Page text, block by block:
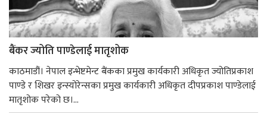
बैंकर ज्योति पाण्डेलाई मातृशोक
काठमाडौं। नेपाल इन्भेष्टमेन्ट बैंकका प्रमुख कार्यकारी अधिकृत ज्योतिप्रकाश
पाण्डे र शिखर इन्स्योरेन्सका प्रमुख कार्यकारी अधिकृत दीपप्रकाश पाण्डेलाई
मातृशोक परेको छ।...